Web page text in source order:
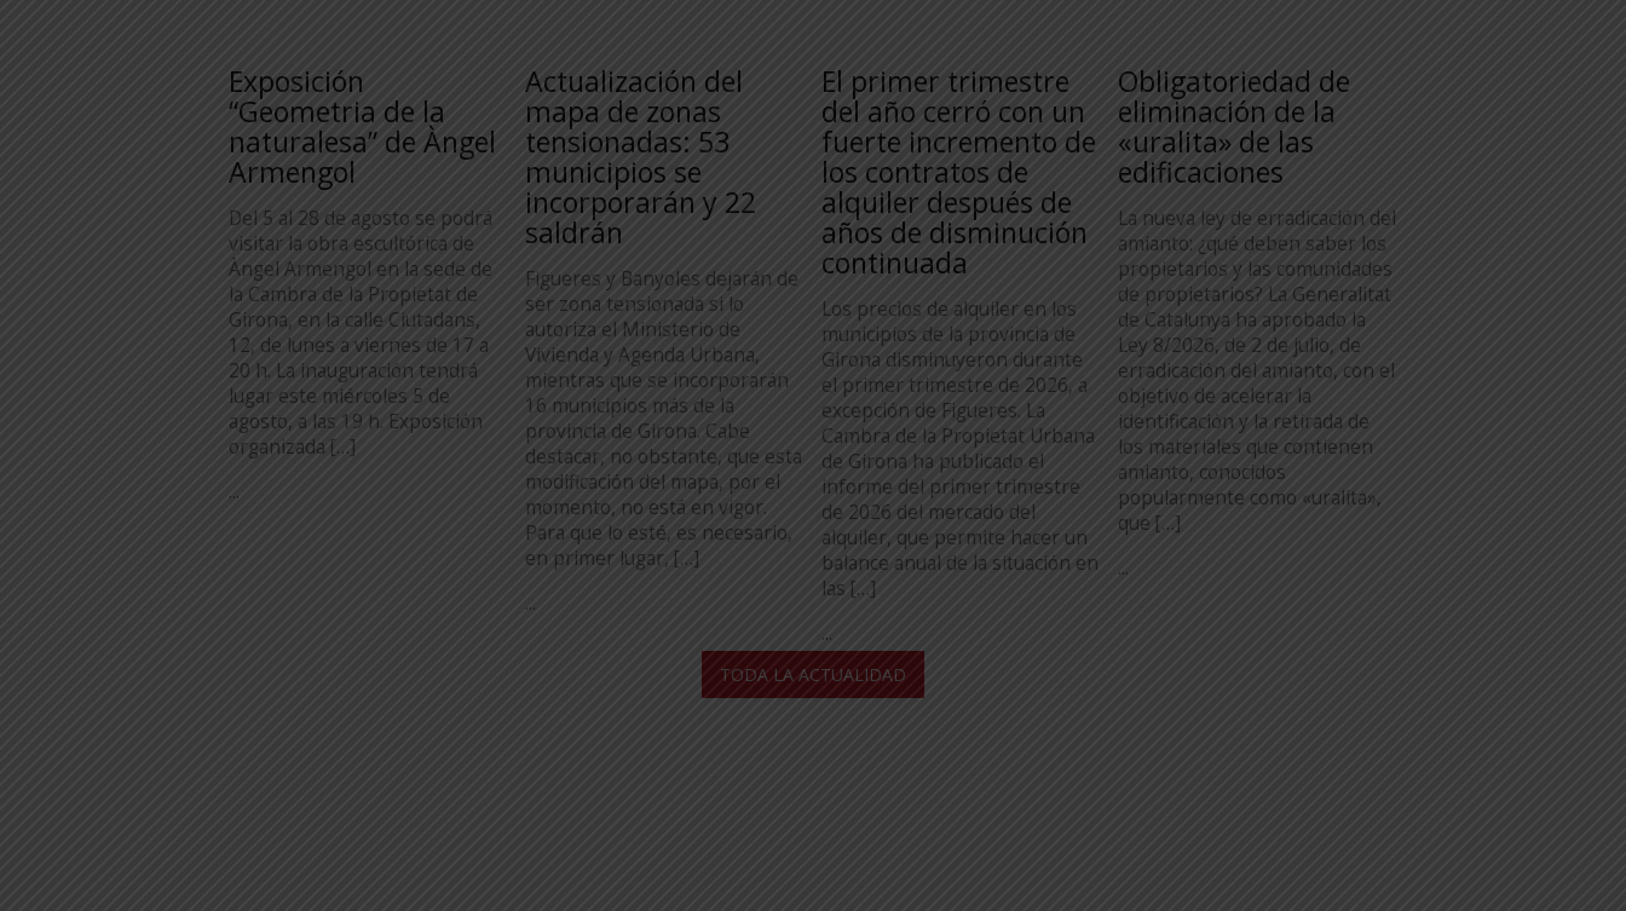
Exposición
“Geometria de la
naturalesa” de Àngel
Armengol
Del 5 al 28 de agosto se podrá
visitar la obra escultórica de
Àngel Armengol en la sede de
la Cambra de la Propietat de
Girona, en la calle Ciutadans,
12, de lunes a viernes de 17 a
20 h. La inauguración tendrá
lugar este miércoles 5 de
agosto, a las 19 h. Exposición
organizada […]
...
Actualización del
mapa de zonas
tensionadas: 53
municipios se
incorporarán y 22
saldrán
Figueres y Banyoles dejarán de
ser zona tensionada si lo
autoriza el Ministerio de
Vivienda y Agenda Urbana,
mientras que se incorporarán
16 municipios más de la
provincia de Girona. Cabe
destacar, no obstante, que esta
modificación del mapa, por el
momento, no está en vigor.
Para que lo esté, es necesario,
en primer lugar, […]
...
El primer trimestre
del año cerró con un
fuerte incremento de
los contratos de
alquiler después de
años de disminución
continuada
Los precios de alquiler en los
municipios de la provincia de
Girona disminuyeron durante
el primer trimestre de 2026, a
excepción de Figueres. La
Cambra de la Propietat Urbana
de Girona ha publicado el
informe del primer trimestre
de 2026 del mercado del
alquiler, que permite hacer un
balance anual de la situación en
las […]
...
Obligatoriedad de
eliminación de la
«uralita» de las
edificaciones
La nueva ley de erradicación del
amianto: ¿qué deben saber los
propietarios y las comunidades
de propietarios? La Generalitat
de Catalunya ha aprobado la
Ley 8/2026, de 2 de julio, de
erradicación del amianto, con el
objetivo de acelerar la
identificación y la retirada de
los materiales que contienen
amianto, conocidos
popularmente como «uralita»,
que […]
...
TODA LA ACTUALIDAD